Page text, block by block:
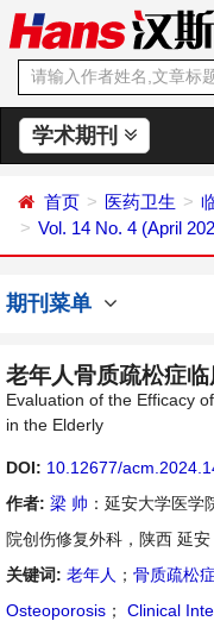
学术期刊
首页 医药卫生
Vol. 14 No. 4 (April
期刊菜单
老年人骨质疏松症
Evaluation of the Efficacy
in the Elderly
DOI: 10.12677/
作者: 梁 帅 ：延安大学医学
院创伤修复外科，陕西 延安
关键词: 老年人 ； 骨质疏松症
Osteoporosis ； Clinical